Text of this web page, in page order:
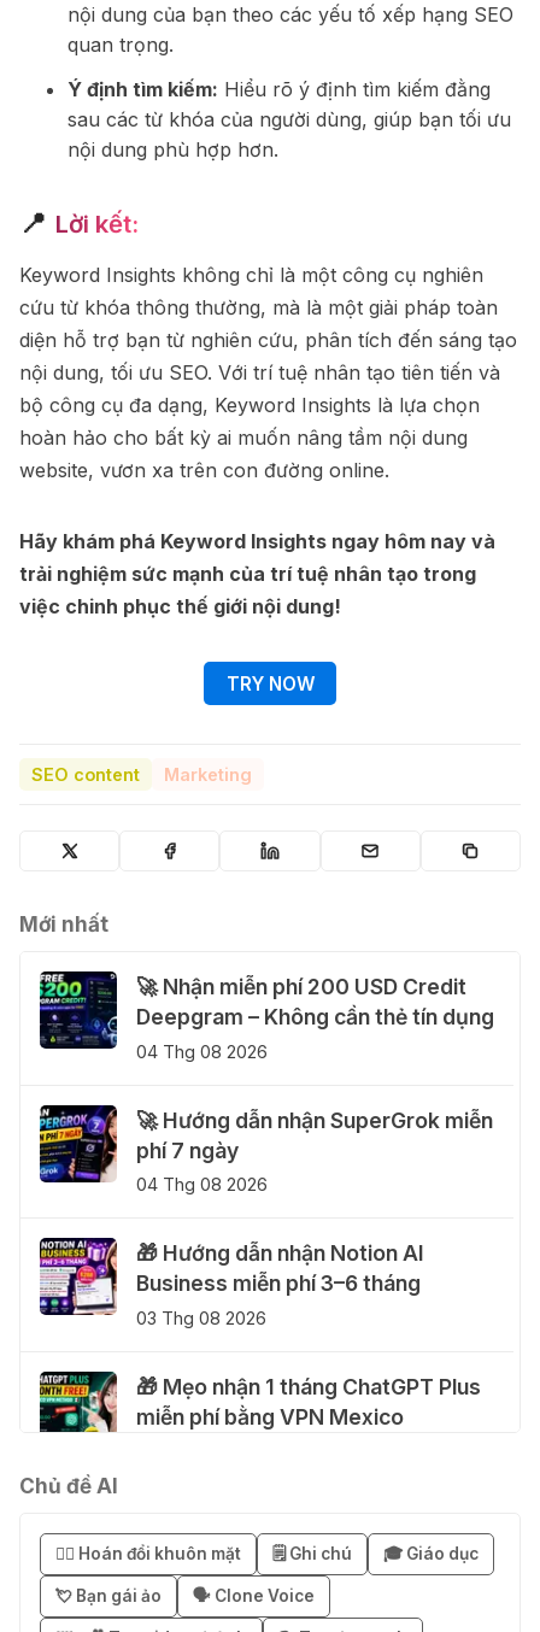
nội dung của bạn theo các yếu tố xếp hạng SEO
quan trọng.
Ý định tìm kiếm: Hiểu rõ ý định tìm kiếm đằng
sau các từ khóa của người dùng, giúp bạn tối ưu
nội dung phù hợp hơn.
📍 Lời kết:
Keyword Insights không chỉ là một công cụ nghiên
cứu từ khóa thông thường, mà là một giải pháp toàn
diện hỗ trợ bạn từ nghiên cứu, phân tích đến sáng tạo
nội dung, tối ưu SEO. Với trí tuệ nhân tạo tiên tiến và
bộ công cụ đa dạng, Keyword Insights là lựa chọn
hoàn hảo cho bất kỳ ai muốn nâng tầm nội dung
website, vươn xa trên con đường online.
Hãy khám phá Keyword Insights ngay hôm nay và
trải nghiệm sức mạnh của trí tuệ nhân tạo trong
việc chinh phục thế giới nội dung!
TRY NOW
SEO content Marketing
Mới nhất
🚀 Nhận miễn phí 200 USD Credit
Deepgram – Không cần thẻ tín dụng
04 Thg 08 2026
🚀 Hướng dẫn nhận SuperGrok miễn
phí 7 ngày
04 Thg 08 2026
🎁 Hướng dẫn nhận Notion AI
Business miễn phí 3–6 tháng
03 Thg 08 2026
🎁 Mẹo nhận 1 tháng ChatGPT Plus
miễn phí bằng VPN Mexico
miễn phí
01 Thg 08 2026
Chủ đề AI
😶‍🌫️ Hoán đổi khuôn mặt 🗒️ Ghi chú 🎓 Giáo dục
💘 Bạn gái ảo 🗣️ Clone Voice